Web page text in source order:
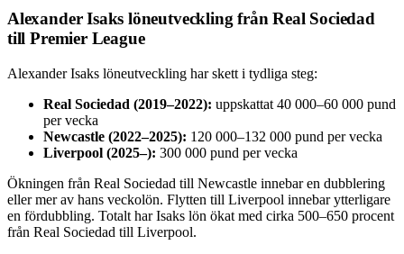
Alexander Isaks löneutveckling från Real Sociedad
till Premier League
Alexander Isaks löneutveckling har skett i tydliga steg:
Real Sociedad (2019–2022): uppskattat 40 000–60 000 pund
per vecka
Newcastle (2022–2025): 120 000–132 000 pund per vecka
Liverpool (2025–): 300 000 pund per vecka
Ökningen från Real Sociedad till Newcastle innebar en dubblering
eller mer av hans veckolön. Flytten till Liverpool innebar ytterligare
en fördubbling. Totalt har Isaks lön ökat med cirka 500–650 procent
från Real Sociedad till Liverpool.